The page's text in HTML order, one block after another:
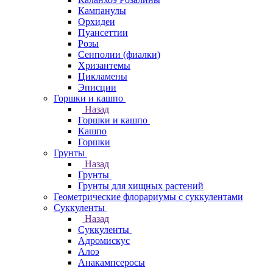
Кампанулы
Орхидеи
Пуансеттии
Розы
Сенполии (фиалки)
Хризантемы
Цикламены
Эписции
Горшки и кашпо
Назад
Горшки и кашпо
Кашпо
Горшки
Грунты
Назад
Грунты
Грунты для хищных растений
Геометрические флорариумы с суккулентами
Суккуленты
Назад
Суккуленты
Адромискус
Алоэ
Анакампсеросы